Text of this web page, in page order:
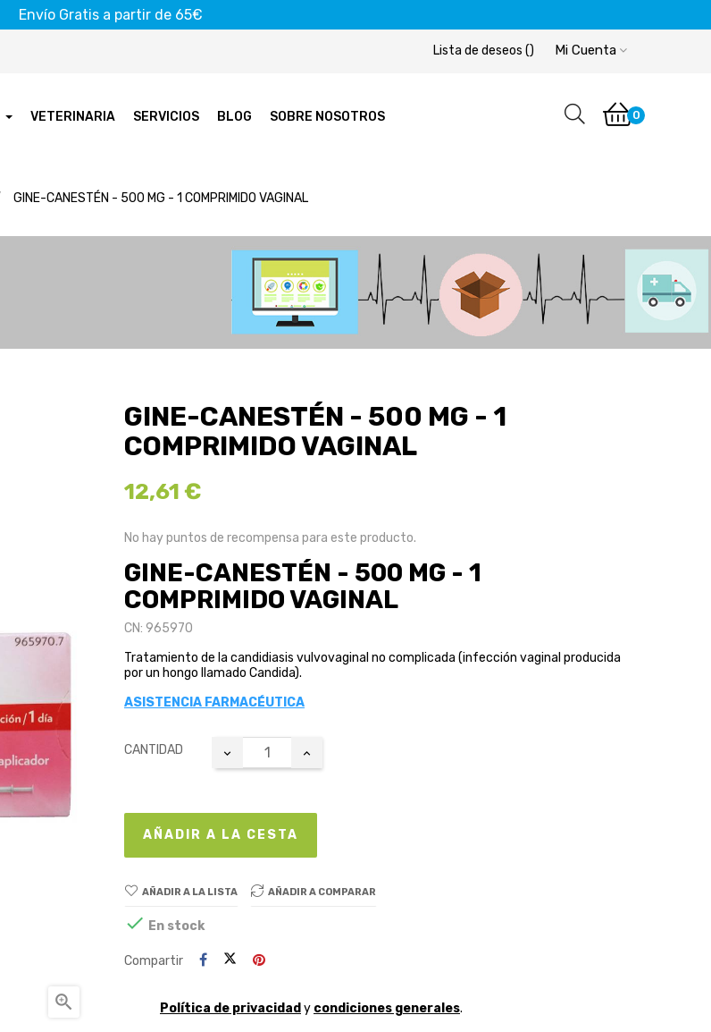
Envío Gratis a partir de 65€
Mi Cuenta
Lista de deseos ()
VETERINARIA SERVICIOS BLOG SOBRE NOSOTROS 0
GINE-CANESTÉN - 500 MG - 1 COMPRIMIDO VAGINAL

GINE-CANESTÉN - 500 MG - 1
COMPRIMIDO VAGINAL
12,61 €
No hay puntos de recompensa para este producto.
GINE-CANESTÉN - 500 MG - 1
COMPRIMIDO VAGINAL
CN: 965970
Tratamiento de la candidiasis vulvovaginal no complicada (infección vaginal producida
por un hongo llamado Candida).
ASISTENCIA FARMACÉUTICA
CANTIDAD
AÑADIR A LA CESTA
AÑADIR A LA LISTA AÑADIR A COMPARAR
 En stock
Compartir
Política de privacidad y condiciones generales.